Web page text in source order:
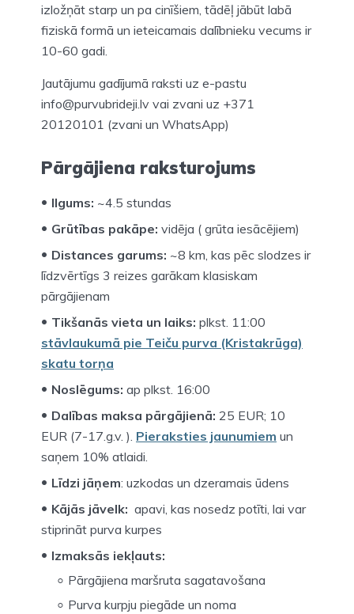
izložņāt starp un pa cinīšiem, tādēļ jābūt labā
fiziskā formā un ieteicamais dalībnieku vecums ir
10-60 gadi.
Jautājumu gadījumā raksti uz e-pastu
info@purvubrideji.lv vai zvani uz +371
20120101 (zvani un WhatsApp)
Pārgājiena raksturojums
Ilgums: ~4.5 stundas
Grūtības pakāpe: vidēja ( grūta iesācējiem)
Distances garums: ~8 km, kas pēc slodzes ir
līdzvērtīgs 3 reizes garākam klasiskam
pārgājienam
Tikšanās vieta un laiks: plkst. 11:00
stāvlaukumā pie Teiču purva (Kristakrūga)
skatu torņa
Noslēgums: ap plkst. 16:00
Dalības maksa pārgājienā: 25 EUR; 10
EUR (7-17.g.v. ). Pieraksties jaunumiem un
saņem 10% atlaidi.
Līdzi jāņem: uzkodas un dzeramais ūdens
Kājās jāvelk: apavi, kas nosedz potīti, lai var
stiprināt purva kurpes
Izmaksās iekļauts:
Pārgājiena maršruta sagatavošana
Purva kurpju piegāde un noma